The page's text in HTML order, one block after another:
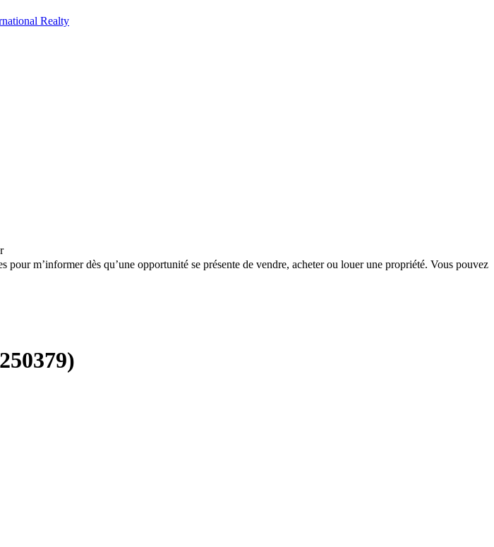
m’informer dès qu’une opportunité se présente de vendre, acheter ou louer une propriété. Vous pouvez